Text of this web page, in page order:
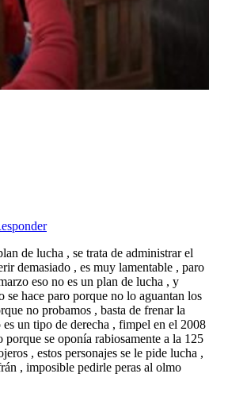
de lucha , se trata de administrar el
demasiado , es muy lamentable , paro
eso no es un plan de lucha , y
se hace paro porque no lo aguantan los
no probamos , basta de frenar la
un tipo de derecha , fimpel en el 2008
porque se oponía rabiosamente a la 125
, estos personajes se le pide lucha ,
, imposible pedirle peras al olmo